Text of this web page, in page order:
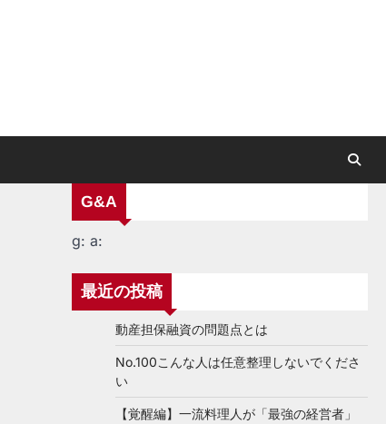
G&A
g: a:
最近の投稿
動産担保融資の問題点とは
No.100こんな人は任意整理しないでくださ
い
【覚醒編】一流料理人が「最強の経営者」